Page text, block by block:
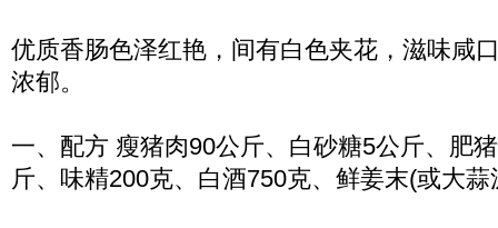
优质香肠色泽红艳，间有白色夹花，滋味咸
浓郁。
一、配方 瘦猪肉90公斤、白砂糖5公斤、肥
斤、味精200克、白酒750克、鲜姜末(或大蒜